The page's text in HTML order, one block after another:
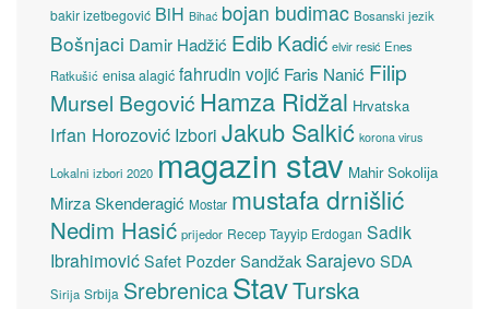
bakir izetbegović BiH Bihać bojan budimac Bosanski jezik
Bošnjaci Damir Hadžić Edib Kadić elvir resić Enes
Ratkušić enisa alagić fahrudin vojić Faris Nanić Filip
Mursel Begović Hamza Ridžal Hrvatska
Irfan Horozović Izbori Jakub Salkić korona virus
Lokalni izbori 2020 magazin stav Mahir Sokolija
Mirza Skenderagić Mostar mustafa drnišlić
Nedim Hasić prijedor Recep Tayyip Erdogan Sadik
Ibrahimović Safet Pozder SandžakSarajevoSDA
Sirija Srbija SrebrenicaStavTurska